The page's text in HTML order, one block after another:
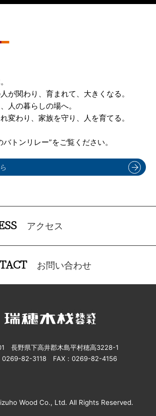
が関わり、育まれて、大きくなる。
人の暮らしの場へ。
変わり、家族を守り、人を育てる。
トンリレー”をご覧ください。
アクセス
お問い合わせ
長野県下高井郡木島平村穂高3228-1
0269-82-3118 FAX：0269-82-4156
Wood Co., Ltd. All Rights Reserved.